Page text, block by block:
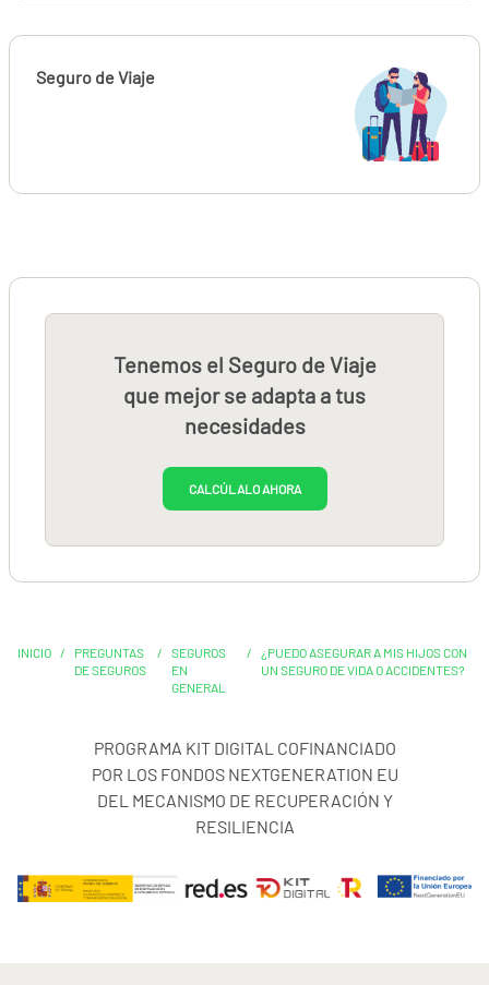
Seguro de Viaje
Tenemos el Seguro de Viaje
que mejor se adapta a tus
necesidades
CALCÚLALO AHORA
INICIO /
PREGUNTAS
DE SEGUROS
/
SEGUROS
EN
GENERAL
/
¿PUEDO ASEGURAR A MIS HIJOS CON
UN SEGURO DE VIDA O ACCIDENTES?
PROGRAMA KIT DIGITAL COFINANCIADO
POR LOS FONDOS NEXTGENERATION EU
DEL MECANISMO DE RECUPERACIÓN Y
RESILIENCIA